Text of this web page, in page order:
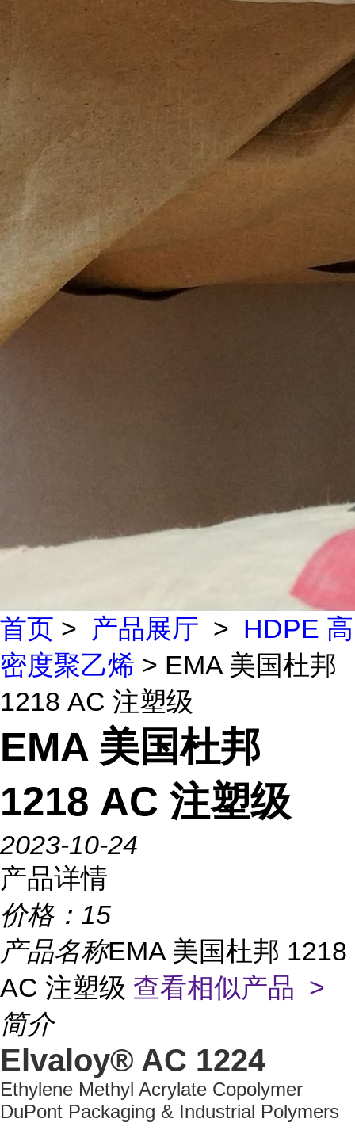
首页 > 产品展厅 > HDPE 高
密度聚乙烯 > EMA 美国杜邦
1218 AC 注塑级
EMA 美国杜邦
1218 AC 注塑级
2023-10-24
产品详情
价格： 15
产品名称EMA 美国杜邦 1218
AC 注塑级 查看相似产品 >
简介
Elvaloy® AC 1224
Ethylene Methyl Acrylate Copolymer
DuPont Packaging & Industrial Polymers